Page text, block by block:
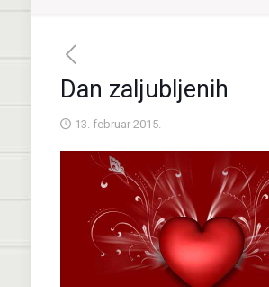
Dan zaljubljenih
13. februar 2015.